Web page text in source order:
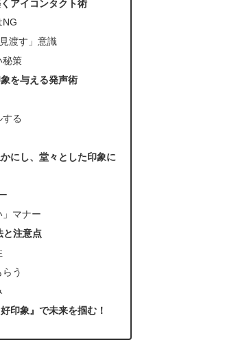
アイコンタクト術
NG
渡す」意識
秘策
を与える発声術
する
にし、堂々とした印象に
」マナー
と注意点
う
印象』で未来を掴む！